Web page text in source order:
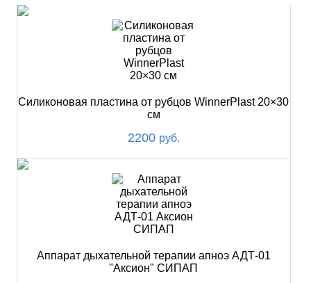
Силиконовая пластина от рубцов WinnerPlast 20×30
см
2200 руб.
Аппарат дыхательной терапии апноэ АДТ-01
"Аксион" СИПАП